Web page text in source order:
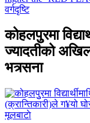
वर्गदृष्टि
कोहलपुुरमा
ज्यादतीको
भत्र्सना
मूलबाटाे